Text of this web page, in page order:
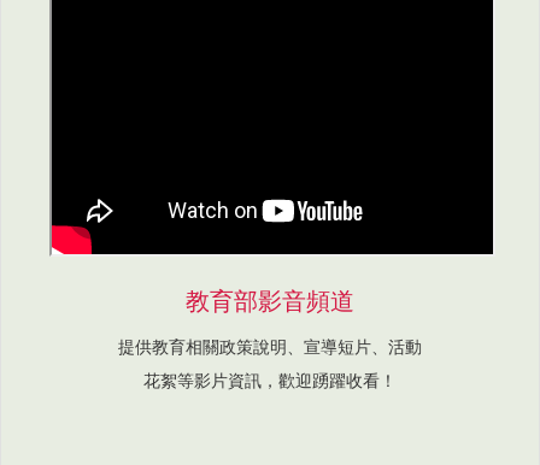
教育部影音頻道
提供教育相關政策說明、宣導短片、活動
花絮等影片資訊，歡迎踴躍收看！